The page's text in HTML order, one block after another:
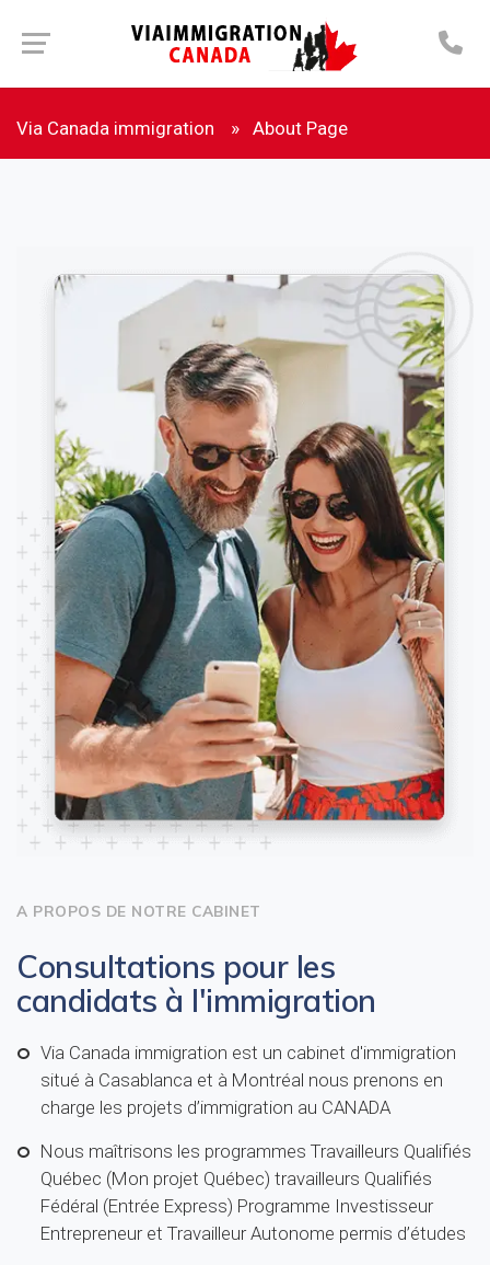
Via Canada immigration About Page
A PROPOS DE NOTRE CABINET
Consultations pour les
candidats à l'immigration
Via Canada immigration est un cabinet d'immigration
situé à Casablanca et à Montréal nous prenons en
charge les projets d’immigration au CANADA
Nous maîtrisons les programmes Travailleurs Qualifiés
Québec (Mon projet Québec) travailleurs Qualifiés
Fédéral (Entrée Express) Programme Investisseur
Entrepreneur et Travailleur Autonome permis d’études